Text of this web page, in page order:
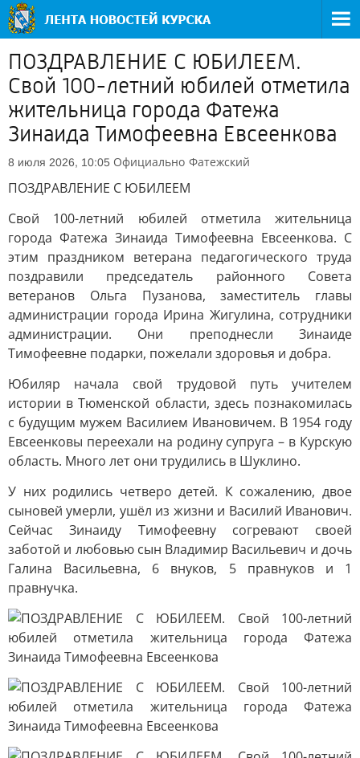
ПОЗДРАВЛЕНИЕ С ЮБИЛЕЕМ.
Свой 100-летний юбилей отметила
жительница города Фатежа
Зинаида Тимофеевна Евсеенкова
8 июля 2026, 10:05 Официально Фатежский
ПОЗДРАВЛЕНИЕ С ЮБИЛЕЕМ
Свой 100-летний юбилей отметила жительница
города Фатежа Зинаида Тимофеевна Евсеенкова. С
этим праздником ветерана педагогического труда
поздравили председатель районного Совета
ветеранов Ольга Пузанова, заместитель главы
администрации города Ирина Жигулина, сотрудники
администрации. Они преподнесли Зинаиде
Тимофеевне подарки, пожелали здоровья и добра.
Юбиляр начала свой трудовой путь учителем
истории в Тюменской области, здесь познакомилась
с будущим мужем Василием Ивановичем. В 1954 году
Евсеенковы переехали на родину супруга – в Курскую
область. Много лет они трудились в Шуклино.
У них родились четверо детей. К сожалению, двое
сыновей умерли, ушёл из жизни и Василий Иванович.
Сейчас Зинаиду Тимофеевну согревают своей
заботой и любовью сын Владимир Васильевич и дочь
Галина Васильевна, 6 внуков, 5 правнуков и 1
правнучка.